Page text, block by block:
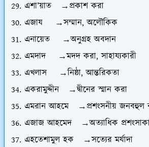
এশা’য়াত →প্রকাশ করা
এজায →সম্মান, অলৌকিক
এনায়েত →অনুগ্রহ অবদান
এমদাদ →মদদ করা, সাহায্যকারী
এখলাস →নিষ্ঠা, আন্তরিকতা
একরামুদ্দীন →দ্বীনের স্মান করা
এমরান আহমে →প্রশংসনীয় জনবহুল
এজাজ আহমেদ →অত্যাধিক
এহতেশামুল হক →সত্যের মর্যাদা